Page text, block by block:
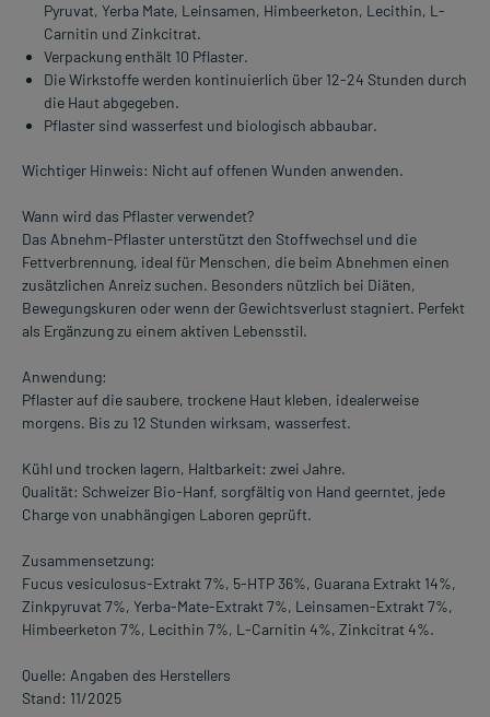
Pyruvat, Yerba Mate, Leinsamen, Himbeerketon, Lecithin, L-
Carnitin und Zinkcitrat.
Verpackung enthält 10 Pflaster.
Die Wirkstoffe werden kontinuierlich über 12-24 Stunden durch
die Haut abgegeben.
Pflaster sind wasserfest und biologisch abbaubar.
Wichtiger Hinweis: Nicht auf offenen Wunden anwenden.
Wann wird das Pflaster verwendet?
Das Abnehm-Pflaster unterstützt den Stoffwechsel und die
Fettverbrennung, ideal für Menschen, die beim Abnehmen einen
zusätzlichen Anreiz suchen. Besonders nützlich bei Diäten,
Bewegungskuren oder wenn der Gewichtsverlust stagniert. Perfekt
als Ergänzung zu einem aktiven Lebensstil.
Anwendung:
Pflaster auf die saubere, trockene Haut kleben, idealerweise
morgens. Bis zu 12 Stunden wirksam, wasserfest.
Kühl und trocken lagern, Haltbarkeit: zwei Jahre.
Qualität: Schweizer Bio-Hanf, sorgfältig von Hand geerntet, jede
Charge von unabhängigen Laboren geprüft.
Zusammensetzung:
Fucus vesiculosus-Extrakt 7%, 5-HTP 36%, Guarana Extrakt 14%,
Zinkpyruvat 7%, Yerba-Mate-Extrakt 7%, Leinsamen-Extrakt 7%,
Himbeerketon 7%, Lecithin 7%, L-Carnitin 4%, Zinkcitrat 4%.
Quelle: Angaben des Herstellers
Stand: 11/2025